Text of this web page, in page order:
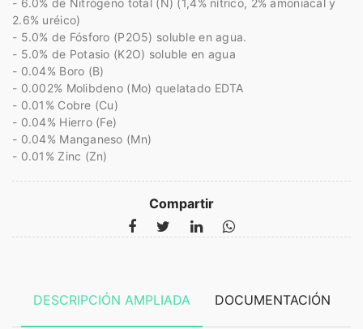
- 6.0% de Nitrógeno total (N) (1,4% nítrico, 2% amoniacal y
2.6% uréico)
- 5.0% de Fósforo (P2O5) soluble en agua.
- 5.0% de Potasio (K2O) soluble en agua
- 0.04% Boro (B)
- 0.002% Molibdeno (Mo) quelatado EDTA
- 0.01% Cobre (Cu)
- 0.04% Hierro (Fe)
- 0.04% Manganeso (Mn)
- 0.01% Zinc (Zn)
Compartir
DESCRIPCIÓN AMPLIADA DOCUMENTACIÓN